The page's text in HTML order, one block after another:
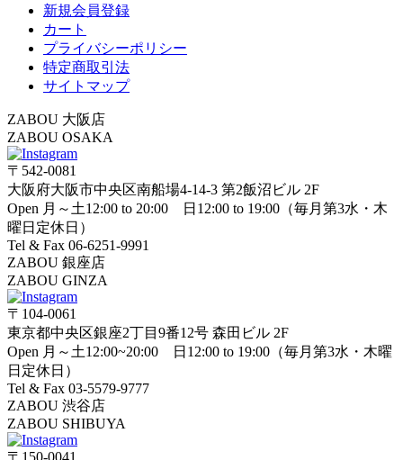
新規会員登録
カート
プライバシーポリシー
特定商取引法
サイトマップ
ZABOU 大阪店
ZABOU OSAKA
〒542-0081
大阪府大阪市中央区南船場4-14-3 第2飯沼ビル 2F
Open 月～土12:00 to 20:00 日12:00 to 19:00（毎月第3水・木
曜日定休日）
Tel & Fax 06-6251-9991
ZABOU 銀座店
ZABOU GINZA
〒104-0061
東京都中央区銀座2丁目9番12号 森田ビル 2F
Open 月～土12:00~20:00 日12:00 to 19:00（毎月第3水・木曜
日定休日）
Tel & Fax 03-5579-9777
ZABOU 渋谷店
ZABOU SHIBUYA
〒150-0041